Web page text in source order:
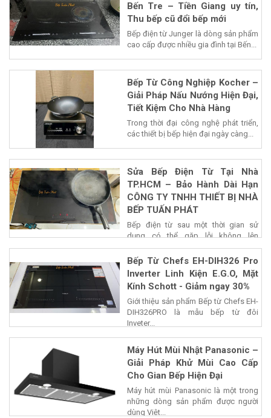
Bến Tre – Tiền Giang uy tín,
Thu bếp cũ đổi bếp mới
Bếp điện từ Junger là dòng sản phẩm
cao cấp được nhiều gia đình tại Bến...
Bếp Từ Công Nghiệp Kocher –
Giải Pháp Nấu Nướng Hiện Đại,
Tiết Kiệm Cho Nhà Hàng
Trong thời đại công nghệ phát triển,
các thiết bị bếp hiện đại ngày càng...
Sửa Bếp Điện Từ Tại Nhà
TP.HCM – Bảo Hành Dài Hạn
CÔNG TY TNHH THIẾT BỊ NHÀ
BẾP TUẤN PHÁT
Bếp điện từ sau một thời gian sử
dụng có thể gặp lỗi không lên
nguồn,...
Bếp Từ Chefs EH-DIH326 Pro
Inverter Linh Kiện E.G.O, Mặt
Kính Schott - Giảm ngay 30%
Giới thiệu sản phẩm Bếp từ Chefs EH-
DIH326PRO là mẫu bếp từ đôi
Inveter...
Máy Hút Mùi Nhật Panasonic –
Giải Pháp Khử Mùi Cao Cấp
Cho Gian Bếp Hiện Đại
Máy hút mùi Panasonic là một trong
những dòng sản phẩm được người
dùng Việt...